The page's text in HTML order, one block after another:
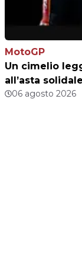
MotoGP
Un cimelio
all’asta
06 agosto 2026